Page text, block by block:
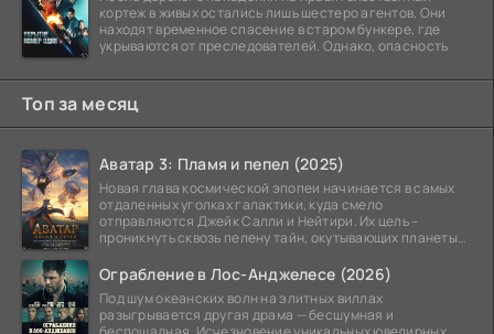
кортеж в живых остались лишь шестеро агентов. Они
находят временное спасение в старом бункере, где
укрываются от преследователей. Однако, опасность
Топ за месяц
Аватар 3: Пламя и пепел (2025)
Новая глава космической эпопеи начинается в самых
отдаленных уголках галактики, куда смело
отправляются Джейк Салли и Нейтири. Их цель –
проникнуть сквозь пелену тайн, окутывающих планеты
Ограбление в Лос-Анджелесе (2026)
Под шум океанских волн на элитных виллах
разыгрывается другая драма — бесшумная и